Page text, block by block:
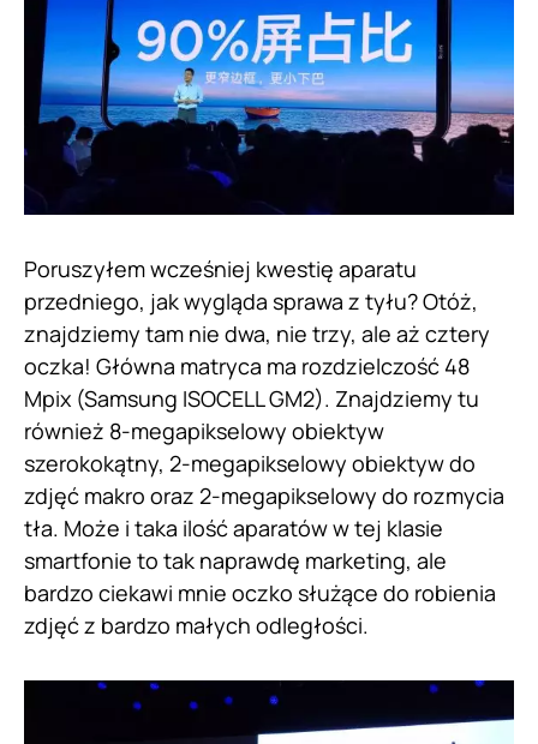
Poruszyłem wcześniej kwestię aparatu
przedniego, jak wygląda sprawa z tyłu? Otóż,
znajdziemy tam nie dwa, nie trzy, ale aż cztery
oczka! Główna matryca ma rozdzielczość 48
Mpix (Samsung ISOCELL GM2). Znajdziemy tu
również 8-megapikselowy obiektyw
szerokokątny, 2-megapikselowy obiektyw do
zdjęć makro oraz 2-megapikselowy do rozmycia
tła. Może i taka ilość aparatów w tej klasie
smartfonie to tak naprawdę marketing, ale
bardzo ciekawi mnie oczko służące do robienia
zdjęć z bardzo małych odległości.